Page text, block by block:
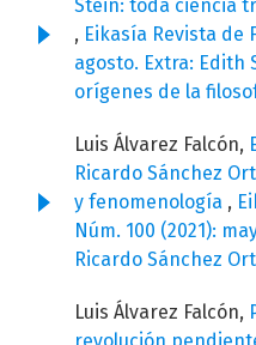
Stein: toda ciencia
, Eikasía Revista de
agosto. Extra: Edith
orígenes de la
Luis Álvarez Falcón,
Ricardo Sánchez
y fenomenología ,
Núm. 100 (2021):
Ricardo Sánchez
Luis Álvarez Falcón,